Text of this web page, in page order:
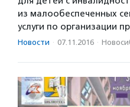
из малообеспеченных
услуги по организации
Новости · 07.11.2016 ·